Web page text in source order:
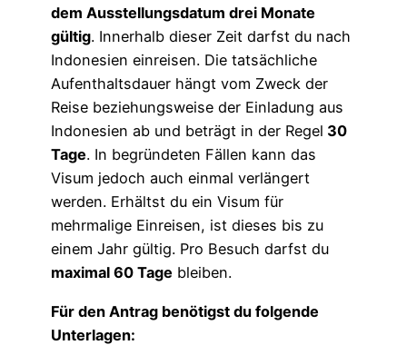
dem Ausstellungsdatum drei Monate
gültig. Innerhalb dieser Zeit darfst du nach
Indonesien einreisen. Die tatsächliche
Aufenthaltsdauer hängt vom Zweck der
Reise beziehungsweise der Einladung aus
Indonesien ab und beträgt in der Regel 30
Tage. In begründeten Fällen kann das
Visum jedoch auch einmal verlängert
werden. Erhältst du ein Visum für
mehrmalige Einreisen, ist dieses bis zu
einem Jahr gültig. Pro Besuch darfst du
maximal 60 Tage bleiben.
Für den Antrag benötigst du folgende
Unterlagen: